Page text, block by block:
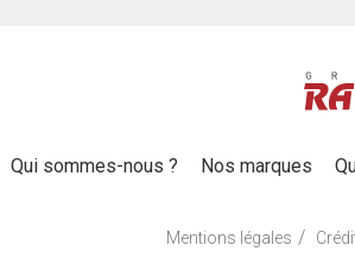
Qui sommes-nous ? Nos marques
Mentions légales /